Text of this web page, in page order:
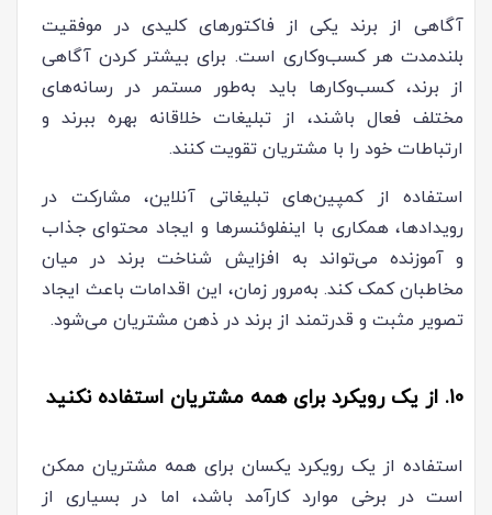
آگاهی از برند یکی از فاکتورهای کلیدی در موفقیت
بلندمدت هر کسب‌وکاری است. برای بیشتر کردن آگاهی
از برند، کسب‌وکارها باید به‌طور مستمر در رسانه‌های
مختلف فعال باشند، از تبلیغات خلاقانه بهره ببرند و
ارتباطات خود را با مشتریان تقویت کنند.
استفاده از کمپین‌های تبلیغاتی آنلاین، مشارکت در
رویدادها، همکاری با اینفلوئنسرها و ایجاد محتوای جذاب
و آموزنده می‌تواند به افزایش شناخت برند در میان
مخاطبان کمک کند. به‌مرور زمان، این اقدامات باعث ایجاد
تصویر مثبت و قدرتمند از برند در ذهن مشتریان می‌شود.
10. از یک رویکرد برای همه مشتریان استفاده نکنید
استفاده از یک رویکرد یکسان برای همه مشتریان ممکن
است در برخی موارد کارآمد باشد، اما در بسیاری از